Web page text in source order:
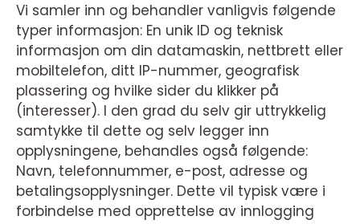
Vi samler inn og behandler vanligvis følgende
typer informasjon: En unik ID og teknisk
informasjon om din datamaskin, nettbrett eller
mobiltelefon, ditt IP-nummer, geografisk
plassering og hvilke sider du klikker på
(interesser). I den grad du selv gir uttrykkelig
samtykke til dette og selv legger inn
opplysningene, behandles også følgende:
Navn, telefonnummer, e-post, adresse og
betalingsopplysninger. Dette vil typisk være i
forbindelse med opprettelse av innlogging